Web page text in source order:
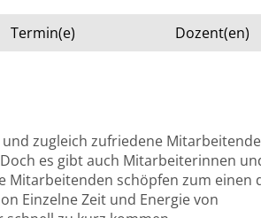
Termin(e) Dozent(en)
zugleich zufriedene
es gibt auch Mitarbeiterinnen
Mitarbeitenden schöpfen zum einen
Einzelne Zeit und Energie von